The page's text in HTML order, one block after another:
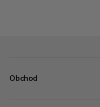
Obchod